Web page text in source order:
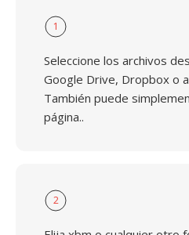
1
Seleccione los archivos
Google Drive, Dropbox o
También puede
página..
2